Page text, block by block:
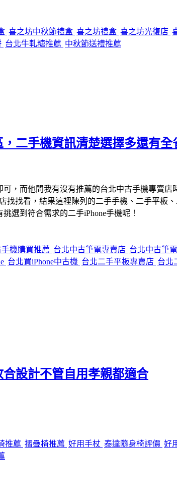
喜之坊中秋節禮盒 喜之坊禮盒 喜之坊光復店
台北牛軋糖推薦 中秋節送禮推薦
二手機資訊清楚選擇多還有
，而他問我有沒有推薦的台北中古手機專賣
找看，結果這裡陳列的二手手機、二手平板
選到符合需求的二手iPhone手機呢！
機購買推薦 台北中古筆電專賣店 台北中古筆
台北買iPhone中古機 台北二手平板專賣店 台北
合設計不管自用孝親都適合
推薦 摺疊椅推薦 好用手杖 泰達隨身椅評價 好